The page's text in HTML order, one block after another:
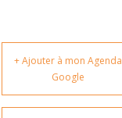
+ Ajouter à mon Agenda
Google